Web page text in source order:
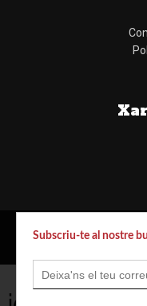
Aquest lloc web emmagatzema
configuració en qualsevol
política de cookies
Subscriu-te al nostre